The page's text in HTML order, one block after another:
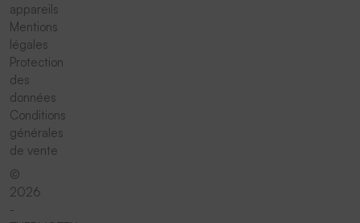
appareils
Mentions
légales
Protection
des
données
Conditions
générales
de vente
©
2026
-